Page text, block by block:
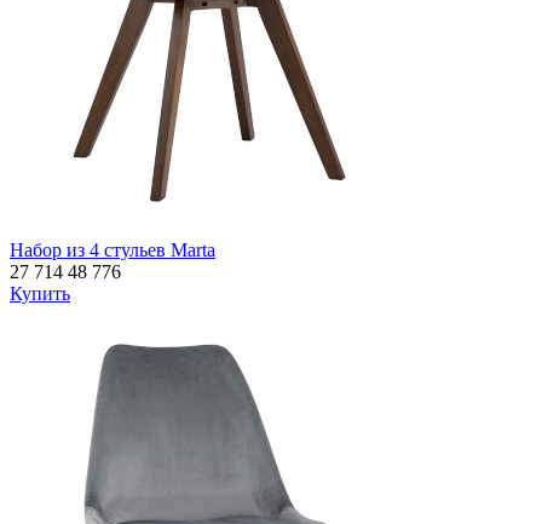
Набор из 4 стульев Marta
27 714 48 776
Купить